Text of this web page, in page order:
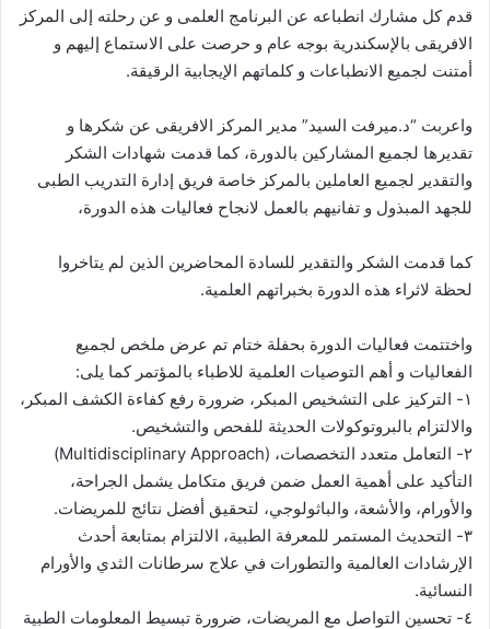
قدم كل مشارك انطباعه عن البرنامج العلمى و عن رحلته إلى المركز
الافريقى بالإسكندرية بوجه عام و حرصت على الاستماع إليهم و
أمتنت لجميع الانطباعات و كلماتهم الإيجابية الرقيقة.
واعربت “د.ميرفت السيد” مدير المركز الافريقى عن شكرها و
تقديرها لجميع المشاركين بالدورة، كما قدمت شهادات الشكر
والتقدير لجميع العاملين بالمركز خاصة فريق إدارة التدريب الطبى
للجهد المبذول و تفانيهم بالعمل لانجاح فعاليات هذه الدورة،
كما قدمت الشكر والتقدير للسادة المحاضرين الذين لم يتاخروا
لحظة لاثراء هذه الدورة بخبراتهم العلمية.
واختتمت فعاليات الدورة بحفلة ختام تم عرض ملخص لجميع
الفعاليات و أهم التوصيات العلمية للاطباء بالمؤتمر كما يلى:
١- التركيز على التشخيص المبكر، ضرورة رفع كفاءة الكشف المبكر،
والالتزام بالبروتوكولات الحديثة للفحص والتشخيص.
٢- التعامل متعدد التخصصات، (Multidisciplinary Approach)
التأكيد على أهمية العمل ضمن فريق متكامل يشمل الجراحة،
والأورام، والأشعة، والباثولوجي، لتحقيق أفضل نتائج للمريضات.
٣- التحديث المستمر للمعرفة الطبية، الالتزام بمتابعة أحدث
الإرشادات العالمية والتطورات في علاج سرطانات الثدي والأورام
النسائية.
٤- تحسين التواصل مع المريضات، ضرورة تبسيط المعلومات الطبية